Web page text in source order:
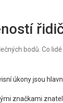
bodů. Co
úkony jsou
značkami